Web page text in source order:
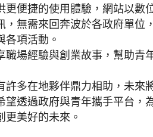
便捷的使用體驗，網站以數
無需來回奔波於各政府單位
項活動。
場經驗與創業故事，幫助青
多在地夥伴鼎力相助，未來
透過政府與青年攜手平台，
美好的未來。